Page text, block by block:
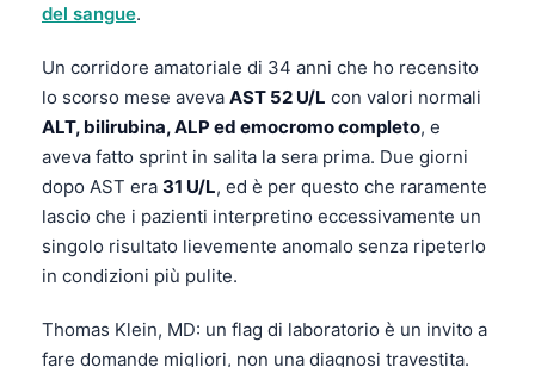
del sangue.
Un corridore amatoriale di 34 anni che ho recensito
lo scorso mese aveva AST 52 U/L con valori normali
ALT, bilirubina, ALP ed emocromo completo, e
aveva fatto sprint in salita la sera prima. Due giorni
dopo AST era 31 U/L, ed è per questo che raramente
lascio che i pazienti interpretino eccessivamente un
singolo risultato lievemente anomalo senza ripeterlo
in condizioni più pulite.
Thomas Klein, MD: un flag di laboratorio è un invito a
fare domande migliori, non una diagnosi travestita.